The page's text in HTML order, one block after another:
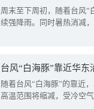
周末至下周初，随着台风“
续强降雨。同时暑热消减
台风“白海豚”靠近华
随着台风“白海豚”的靠近
高温范围将缩减，受冷空